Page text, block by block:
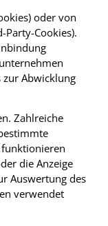
oder von
Cookies).
zur Abwicklung
Zahlreiche
die Anzeige
Auswertung des
verwendet